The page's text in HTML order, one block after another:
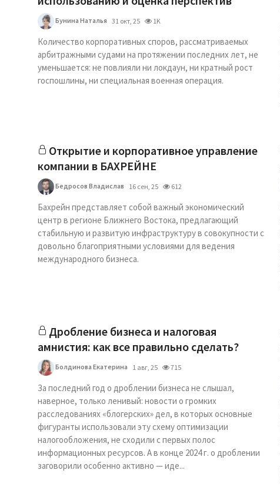
Бунина Наталья 31 окт, 25 1K
Количество корпоративных споров, рассматриваемых
арбитражными судами на протяжении последних лет, не
уменьшается: не повлияли ни локдаун, ни кратный рост
госпошлины, ни специальная военная операция.
Открытие и корпоративное управление
компании в БАХРЕЙНЕ
Бедросов Владислав 16 сен, 25 612
Бахрейн представляет собой важный экономический
центр в регионе Ближнего Востока, предлагающий
стабильную и развитую инфраструктуру в совокупности с
довольно благоприятными условиями для ведения
международного бизнеса.
Дробление бизнеса и налоговая
амнистия: как все правильно сделать?
Болдинова Екатерина 1 авг, 25 715
За последний год о дроблении бизнеса не слышал,
наверное, только ленивый: новости о громких
расследованиях «блогерских» дел, в которых основные
фигуранты использовали эту схему оптимизации
налогообложения, не сходили с первых полос
информационных ресурсов. А в конце 2024 г. о дроблении
заговорили особенно активно — иде...